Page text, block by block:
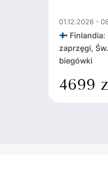
01.12.2026 -
zaprzęgi,
biegówki
4699